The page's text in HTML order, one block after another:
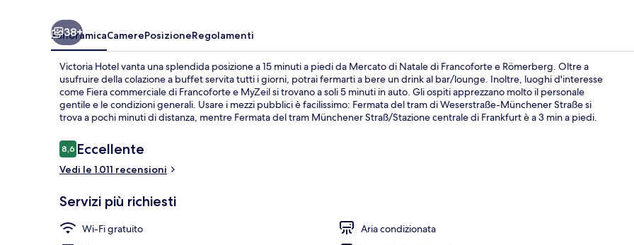
Salottino
38+
PanoramicaCamerePosizioneRegolamenti
Victoria Hotel vanta una splendida posizione a 15 minuti a piedi da Mercato di Natale di Francoforte e Römerberg. Oltre a
usufruire della colazione a buffet servita tutti i giorni, potrai fermarti a bere un drink al bar/lounge. Inoltre, luoghi d'interesse
come Fiera commerciale di Francoforte e MyZeil si trovano a soli 5 minuti in auto. Gli ospiti apprezzano molto il personale
gentile e le condizioni generali. Usare i mezzi pubblici è facilissimo: Fermata del tram di Weserstraße-Münchener Straße si
trova a pochi minuti di distanza, mentre Fermata del tram Münchener Straß/Stazione centrale di Frankfurt è a 3 min a piedi.
Recensioni
8,68,6 su 10
Eccellente
Vedi le 1.011 recensioni
Servizi più richiesti
Wi-Fi gratuito
Aria condizionata